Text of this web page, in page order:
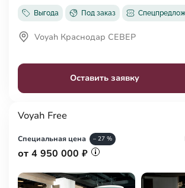
Выгода Под заказ
Оставить заявку
Voyah Краснодар СЕВЕР
Voyah Free
Специальная цена – 27 %
от 4 950 000 ₽